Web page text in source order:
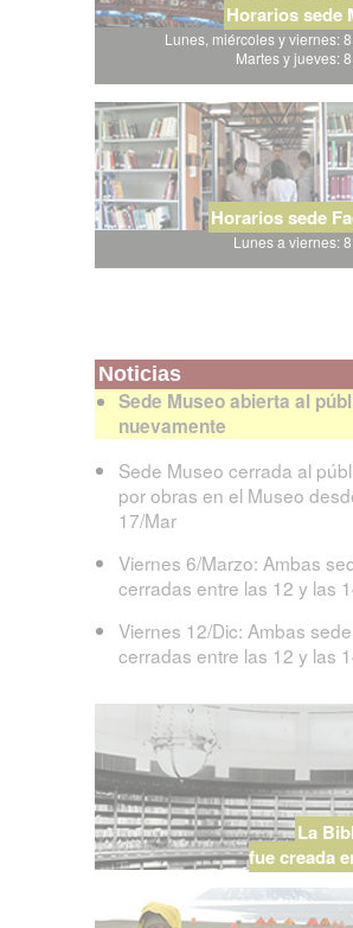
Horarios sede
Lunes, miércoles y viernes: 8
Martes y jueves:
Horarios sede
Lunes a viernes:
Noticias
Sede Museo abierta al
nuevamente
Sede Museo cerrada al
por obras en el Museo
17/Mar
Viernes 6/Marzo: Ambas
cerradas entre las 12 y las
Viernes 12/Dic: Ambas sede
cerradas entre las 12 y las
La
fue creada